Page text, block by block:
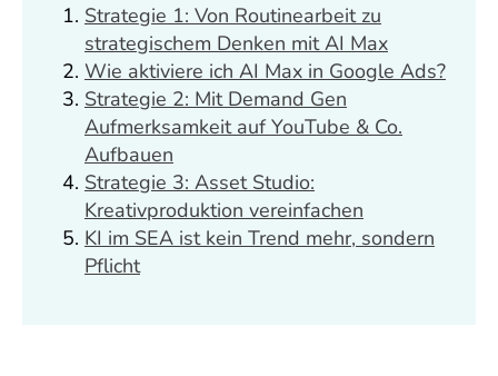
Strategie 1: Von Routinearbeit zu
strategischem Denken mit AI Max
Wie aktiviere ich AI Max in Google Ads?
Strategie 2: Mit Demand Gen
Aufmerksamkeit auf YouTube & Co.
Aufbauen
Strategie 3: Asset Studio:
Kreativproduktion vereinfachen
KI im SEA ist kein Trend mehr, sondern
Pflicht